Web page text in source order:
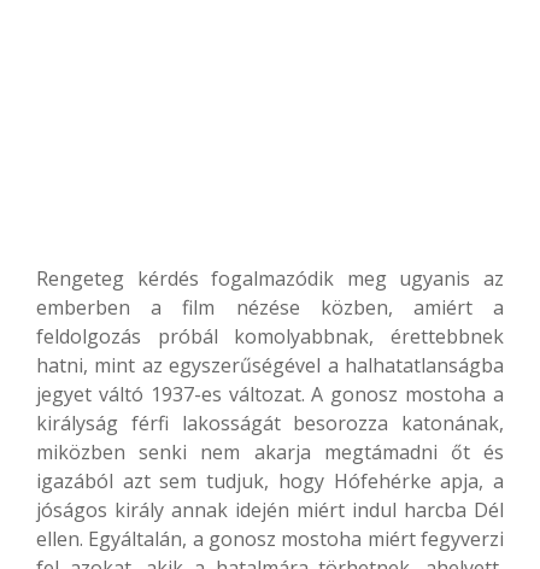
Rengeteg kérdés fogalmazódik meg ugyanis az
emberben a film nézése közben, amiért a
feldolgozás próbál komolyabbnak, érettebbnek
hatni, mint az egyszerűségével a halhatatlanságba
jegyet váltó 1937-es változat. A gonosz mostoha a
királyság férfi lakosságát besorozza katonának,
miközben senki nem akarja megtámadni őt és
igazából azt sem tudjuk, hogy Hófehérke apja, a
jóságos király annak idején miért indul harcba Dél
ellen. Egyáltalán, a gonosz mostoha miért fegyverzi